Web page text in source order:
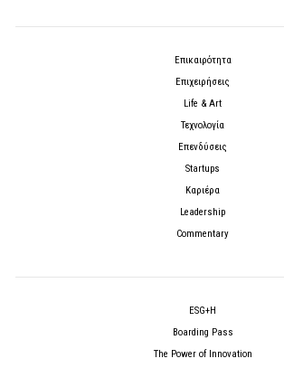
Επικαιρότητα
Επιχειρήσεις
Life & Art
Τεχνολογία
Επενδύσεις
Startups
Καριέρα
Leadership
Commentary
ESG+H
Boarding Pass
The Power of Innovation